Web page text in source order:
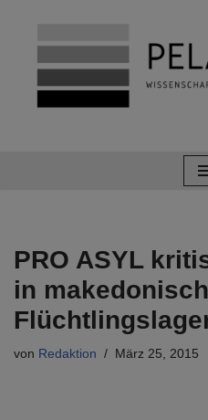
Zum
Inhalt
springen
PRO ASYL
in
von Redaktion März 25, 2015